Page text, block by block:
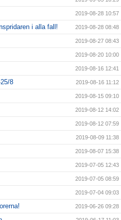
2019-08-28 10:57
i alla fall! 2019-08-28 08:48
2019-08-27 08:43
2019-08-20 10:00
2019-08-16 12:41
8 2019-08-16 11:12
2019-08-15 09:10
2019-08-12 14:02
2019-08-12 07:59
2019-08-09 11:38
2019-08-07 15:38
2019-07-05 12:43
2019-07-05 08:59
2019-07-04 09:03
2019-06-26 09:28